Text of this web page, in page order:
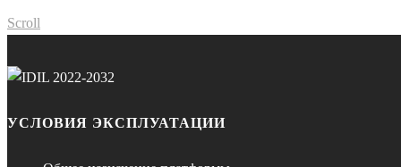
Scroll
УСЛОВИЯ ЭКСПЛУАТАЦИИ